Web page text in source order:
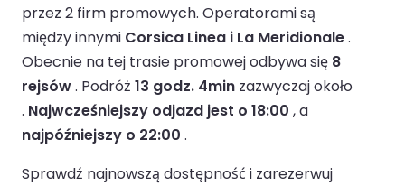
przez 2 firm promowych. Operatorami są
między innymi Corsica Linea i La Meridionale.
Obecnie na tej trasie promowej odbywa się 8
rejsów. Podróż 13 godz. 4min zazwyczaj około
. Najwcześniejszy odjazd jest o 18:00 , a
najpóźniejszy o 22:00 .
Sprawdź najnowszą dostępność i zarezerwuj